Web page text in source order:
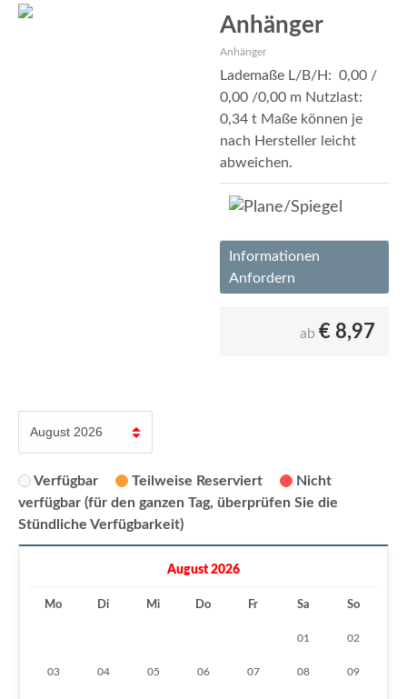
Anhänger
Anhänger
Lademaße L/B/H: 0,00 /
0,00 /0,00 m Nutzlast:
0,34 t Maße können je
nach Hersteller leicht
abweichen.
Informationen
Anfordern
ab € 8,97
Verfügbar Teilweise Reserviert
Nicht
verfügbar (für den ganzen Tag, überprüfen Sie die
Stündliche Verfügbarkeit)
August 2026
Mo Di Mi Do Fr Sa So
01 02
03 04 05 06 07 08 09